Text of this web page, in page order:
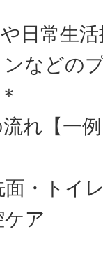
日常生
などの
れ【一
・トイ
ア